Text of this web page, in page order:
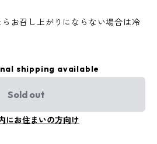
お召し上がりにならない場合は冷
shipping available
Sold out
にお住まいの方向け